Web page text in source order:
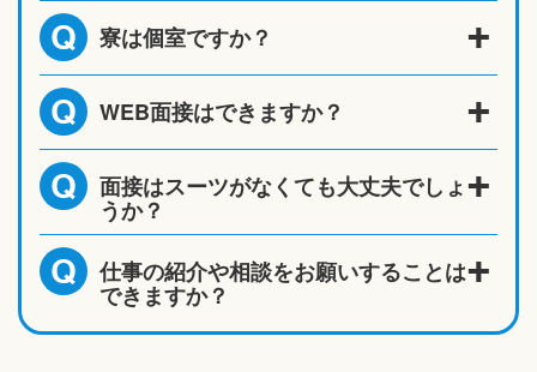
Q 寮は個室ですか？
Q WEB面接はできますか？
Q 面接はスーツがなくても大丈夫でしょ
うか？
Q 仕事の紹介や相談をお願いすることは
できますか？